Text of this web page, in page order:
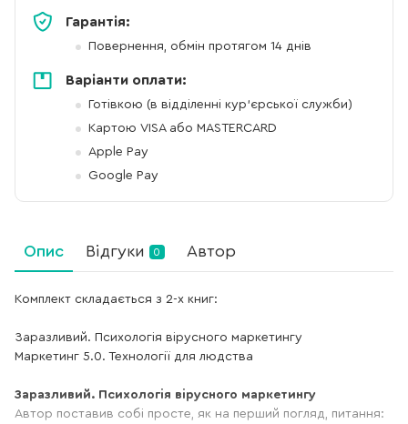
Гарантія:
Повернення, обмін протягом 14 днів
Варіанти оплати:
Готівкою (в відділенні кур'єрської служби)
Картою VISA або MASTERCARD
Apple Pay
Google Pay
Опис Відгуки 0 Автор
Комплект складається з 2-х книг:
Заразливий. Психологія вірусного маркетингу
Маркетинг 5.0. Технології для людства
Заразливий. Психологія вірусного маркетингу
Автор поставив собі просте, як на перший погляд, питання: